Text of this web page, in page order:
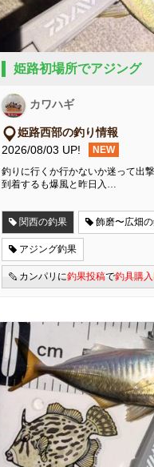
姫路初場所でアジング
カワハギ
姫路西部の釣り情報
2026/08/03 UP!
NEW
釣りに行くか行かないか迷って出
到着するも爆風と昨日入…
関西の釣果 飾磨〜広畑
アジング釣果
カンパリに釣果投稿で釣具購